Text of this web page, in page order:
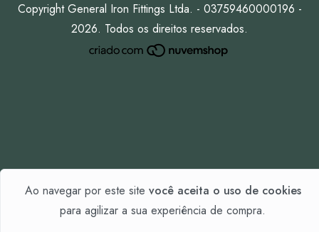
Ao navegar por este site você aceita o uso de cookies
para agilizar a sua experiência de compra.
Copyright General Iron Fittings Ltda. - 03759460000196 -
2026. Todos os direitos reservados.